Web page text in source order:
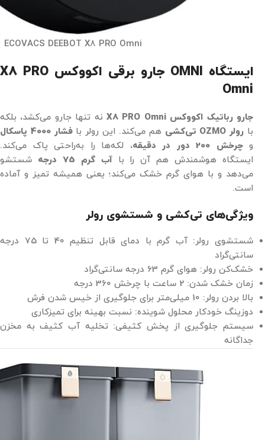
ECOVACS DEEBOT X8 PRO Omni
ایستگاه OMNI
جارو برقی اکووکس X8 PRO
Omni
جارو رباتیک اکووکسX8 PRO Omni نه تنها جارو می‌کشد، بلکه
با رولر OZMO تی‌کشی هم می‌کند. این رولر بافشار 4000 پاسکال
وچرخش 200 دور در دقیقه
، لکه‌ها را به‌راحتی پاک می‌کند.
ایستگاه هوشمندش هم آن را با آب گرم 75 درجه
شستشو
می‌دهد و با هوای گرم خشک می‌کند؛ یعنی همیشه تمیز و آماده
است.
ویژگی‌های تی‌کشی و شستشوی رولر
شستشوی رولر: آب گرم با دمای قابل تنظیم 40 تا 75 درجه
سانتی‌گراد
خشک‌کن رولر: هوای گرم 63 درجه سانتی‌گراد
زمان خشک شدن: 2 ساعت با چرخش 360 درجه
بالا بردن رولر: 10 میلی‌متر برای جلوگیری از خیس شدن فرش
دوزینگ خودکار محلول شوینده: نسبت بهینه برای تمیزکاری
سیستم جلوگیری از پخش کثیفی: تخلیه آب کثیف به مخزن
جداگانه